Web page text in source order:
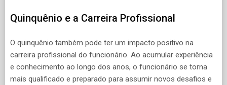
Quinquênio e a Carreira Profissional
O quinquênio também pode ter um impacto positivo na
carreira profissional do funcionário. Ao acumular experiência
e conhecimento ao longo dos anos, o funcionário se torna
mais qualificado e preparado para assumir novos desafios e